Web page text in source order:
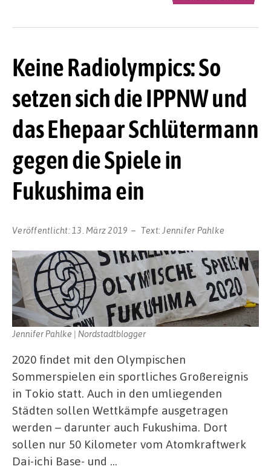
Keine Radiolympics: So
setzen sich die IPPNW und
das Ehepaar Schlütermann
gegen die Spiele in
Fukushima ein
Veröffentlicht: 13. März 2019 Text: Jennifer Pahlke
Jennifer Pahlke | Nordstadtblogger
2020 findet mit den Olympischen
Sommerspielen ein sportliches Großereignis
in Tokio statt. Auch in den umliegenden
Städten sollen Wettkämpfe ausgetragen
werden – darunter auch Fukushima. Dort
sollen nur 50 Kilometer vom Atomkraftwerk
Dai-ichi Base- und …